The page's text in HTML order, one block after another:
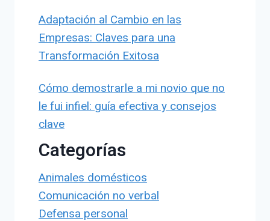
Adaptación al Cambio en las
Empresas: Claves para una
Transformación Exitosa
Cómo demostrarle a mi novio que no
le fui infiel: guía efectiva y consejos
clave
Categorías
Animales domésticos
Comunicación no verbal
Defensa personal